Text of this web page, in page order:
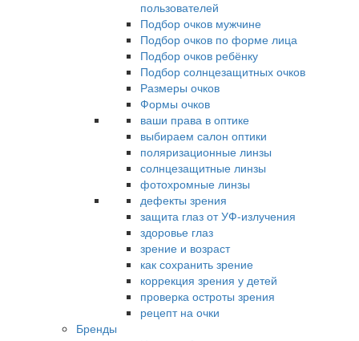
пользователей
Подбор очков мужчине
Подбор очков по форме лица
Подбор очков ребёнку
Подбор солнцезащитных очков
Размеры очков
Формы очков
ваши права в оптике
выбираем салон оптики
поляризационные линзы
солнцезащитные линзы
фотохромные линзы
дефекты зрения
защита глаз от УФ-излучения
здоровье глаз
зрение и возраст
как сохранить зрение
коррекция зрения у детей
проверка остроты зрения
рецепт на очки
Бренды